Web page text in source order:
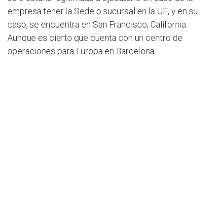
empresa tener la Sede o sucursal en la UE, y en su
caso, se encuentra en San Francisco, California.
Aunque es cierto que cuenta con un centro de
operaciones para Europa en Barcelona.